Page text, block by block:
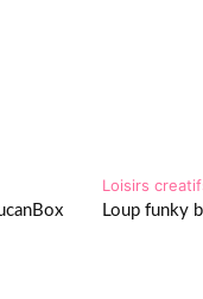
Loisirs
Loup funky